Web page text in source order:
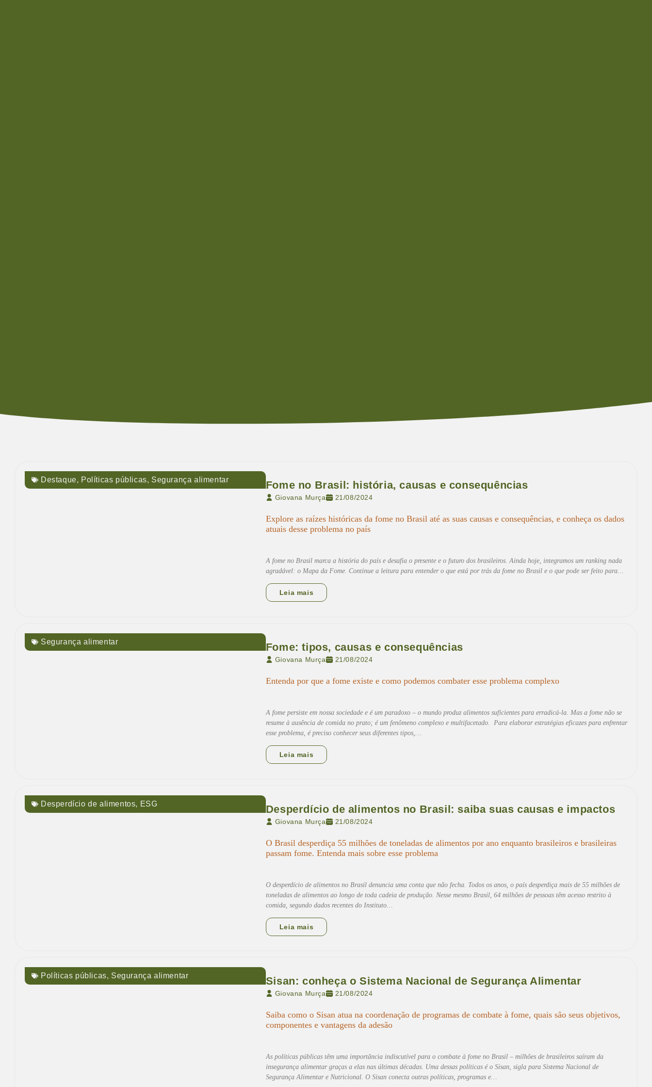
Destaque, Políticas públicas, Segurança alimentar Fome no Brasil: história, causas e consequências
Giovana Murça 21/08/2024
Explore as raízes históricas da fome no Brasil até as suas causas e consequências, e conheça os dados
atuais desse problema no país
A fome no Brasil marca a história do país e desafia o presente e o futuro dos brasileiros. Ainda hoje, integramos um ranking nada
agradável: o Mapa da Fome. Continue a leitura para entender o que está por trás da fome no Brasil e o que pode ser feito para…
Leia mais
Segurança alimentar Fome: tipos, causas e consequências
Giovana Murça 21/08/2024
Entenda por que a fome existe e como podemos combater esse problema complexo
A fome persiste em nossa sociedade e é um paradoxo – o mundo produz alimentos suficientes para erradicá-la. Mas a fome não se
resume à ausência de comida no prato; é um fenômeno complexo e multifacetado. Para elaborar estratégias eficazes para enfrentar
esse problema, é preciso conhecer seus diferentes tipos,…
Leia mais
Desperdício de alimentos, ESG Desperdício de alimentos no Brasil: saiba suas causas e impactos
Giovana Murça 21/08/2024
O Brasil desperdiça 55 milhões de toneladas de alimentos por ano enquanto brasileiros e brasileiras
passam fome. Entenda mais sobre esse problema
O desperdício de alimentos no Brasil denuncia uma conta que não fecha. Todos os anos, o país desperdiça mais de 55 milhões de
toneladas de alimentos ao longo de toda cadeia de produção. Nesse mesmo Brasil, 64 milhões de pessoas têm acesso restrito à
comida, segundo dados recentes do Instituto…
Leia mais
Políticas públicas, Segurança alimentar Sisan: conheça o Sistema Nacional de Segurança Alimentar
Giovana Murça 21/08/2024
Saiba como o Sisan atua na coordenação de programas de combate à fome, quais são seus objetivos,
componentes e vantagens da adesão
As políticas públicas têm uma importância indiscutível para o combate à fome no Brasil – milhões de brasileiros saíram da
insegurança alimentar graças a elas nas últimas décadas. Uma dessas políticas é o Sisan, sigla para Sistema Nacional de
Segurança Alimentar e Nutricional. O Sisan conecta outras políticas, programas e…